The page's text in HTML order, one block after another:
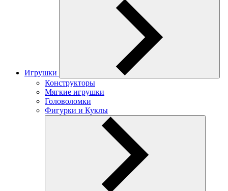
Игрушки
Конструкторы
Мягкие игрушки
Головоломки
Фигурки и Куклы